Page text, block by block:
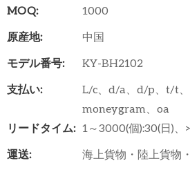
MOQ:
1000
原産地:
中国
モデル番号:
KY-BH2102
支払い:
L/c、d/a、d/p、t/t、
moneygram、oa
リードタイム: 1～3000(個):30(日)、
運送:
海上貨物・陸上貨物